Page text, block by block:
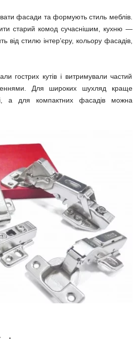
фасади та формують стиль меблів.
старий комод сучаснішим, кухню —
стилю інтер’єру, кольору фасадів,
гострих кутів і витримували частий
Для широких шухляд краще
а для компактних фасадів можна